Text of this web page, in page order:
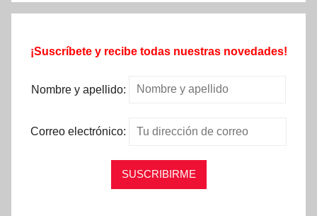
¡Suscríbete y recibe todas nuestras novedades!
Nombre y apellido:
Correo electrónico: